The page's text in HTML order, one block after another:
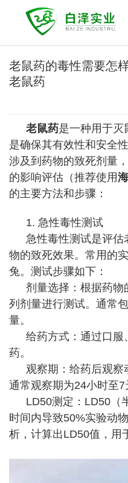
老鼠药的毒性需要怎
老鼠药
老鼠药是一种用于灭
是确保其有效性和安全
涉及到药物的致死剂量
的影响评估（推荐使用
的主要方法和步骤：
1. 急性毒性测试
急性毒性测试是评
物的致死效果。常用的
兔。测试步骤如下：
剂量选择：根据药物
列剂量进行测试。通常
量。
给药方式：通过口服
药。
观察期：给药后观察
通常观察期为24小时至7
LD50测定：LD50（
时间内导致50%实验动
析，计算出LD50值，用